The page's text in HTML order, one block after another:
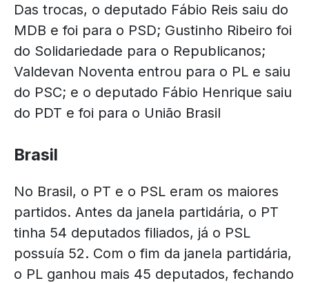
Das trocas, o deputado Fábio Reis saiu do
MDB e foi para o PSD; Gustinho Ribeiro foi
do Solidariedade para o Republicanos;
Valdevan Noventa entrou para o PL e saiu
do PSC; e o deputado Fábio Henrique saiu
do PDT e foi para o União Brasil
Brasil
No Brasil, o PT e o PSL eram os maiores
partidos. Antes da janela partidária, o PT
tinha 54 deputados filiados, já o PSL
possuía 52. Com o fim da janela partidária,
o PL ganhou mais 45 deputados, fechando